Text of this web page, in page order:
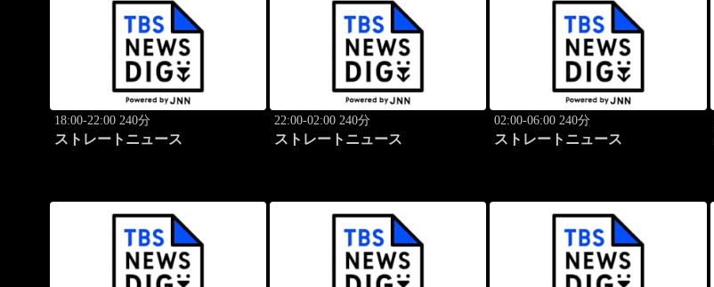
18:00-22:00 240分
ストレートニュース
22:00-02:00 240分
ストレートニュース
02:00-06:00 240分
ストレートニュース